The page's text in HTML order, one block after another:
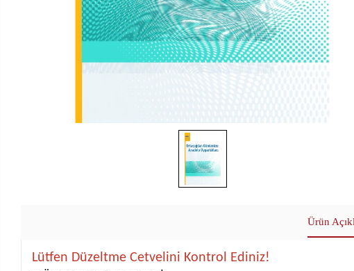
Ürün
Lütfen Düzeltme Cetvelini Kontrol Ediniz!